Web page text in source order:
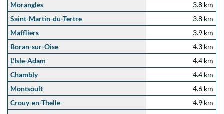
Morangles
3.8 km
Saint-Martin-du-Tertre
3.8 km
Maffliers
3.9 km
Boran-sur-Oise
4.3 km
L'Isle-Adam
4.4 km
Chambly
4.4 km
Montsoult
4.6 km
Crouy-en-Thelle
4.9 km